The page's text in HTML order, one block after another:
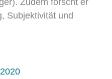
Subjektivität und